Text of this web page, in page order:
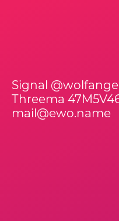
Signal
Threema
mail@ewo.name